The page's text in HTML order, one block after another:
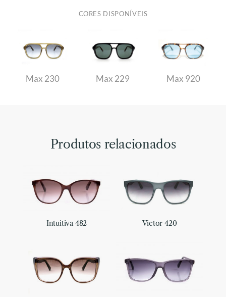
CORES DISPONÍVEIS
Max 230 Max 229 Max 920
Produtos relacionados
Intuitiva 482 Victor 420